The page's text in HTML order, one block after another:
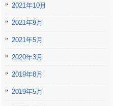
2021年10月
2021年9月
2021年5月
2020年3月
2019年8月
2019年5月